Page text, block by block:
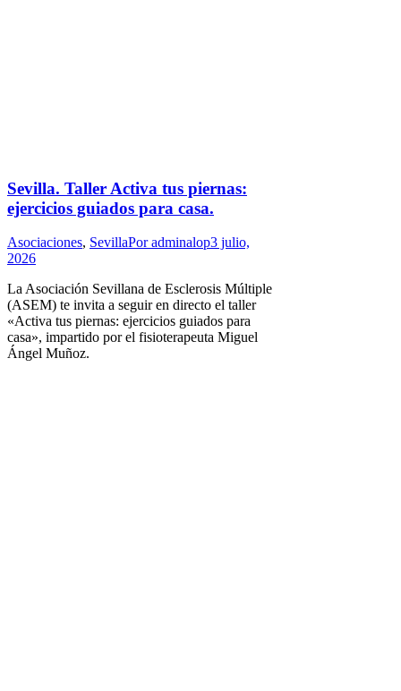
Sevilla. Taller Activa tus piernas:
ejercicios guiados para casa.
Asociaciones, SevillaPoradminalop3 julio,
2026
La Asociación Sevillana de Esclerosis Múltiple
(ASEM) te invita a seguir en directo el taller
«Activa tus piernas: ejercicios guiados para
casa», impartido por el fisioterapeuta Miguel
Ángel Muñoz.